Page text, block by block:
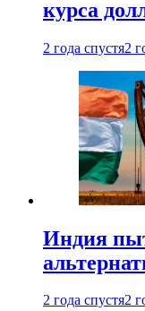
курса
2 года спустя2
Индия
2 года спустя2